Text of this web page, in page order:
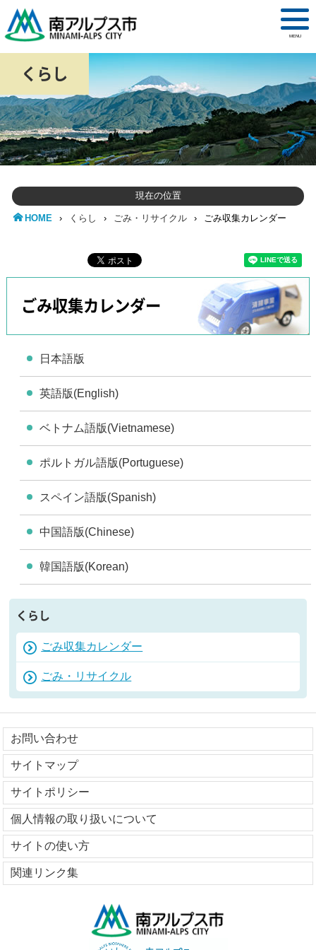
MENU
くらし
現在の位置
HOME › くらし › ごみ・リサイクル › ごみ収集カレンダー
ごみ収集カレンダー
日本語版
英語版(English)
ベトナム語版(Vietnamese)
ポルトガル語版(Portuguese)
スペイン語版(Spanish)
中国語版(Chinese)
韓国語版(Korean)
くらし
ごみ収集カレンダー
ごみ・リサイクル
お問い合わせ
サイトマップ
サイトポリシー
個人情報の取り扱いについて
サイトの使い方
関連リンク集